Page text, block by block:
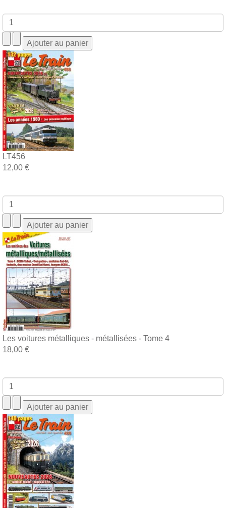
LT456
12,00 €
Les voitures métalliques - métallisées - Tome 4
18,00 €